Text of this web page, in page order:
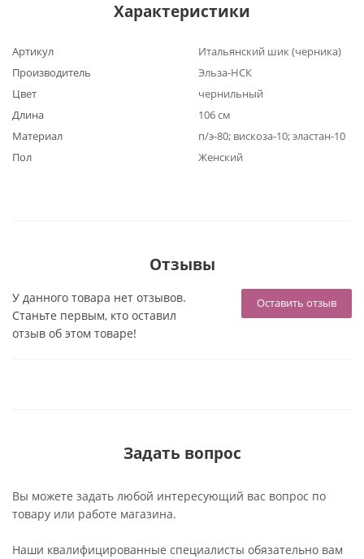
Характеристики
Артикул
Итальянский шик (черника)
Производитель
Эльза-НСК
Цвет
чернильный
Длина
106 см
Материал
п/э-80; вискоза-10; эластан-10
Пол
Женский
Отзывы
Оставить отзыв
У данного товара нет отзывов.
Станьте первым, кто оставил
отзыв об этом товаре!
Задать вопрос
Вы можете задать любой интересующий вас вопрос по
товару или работе магазина.
Наши квалифицированные специалисты обязательно вам